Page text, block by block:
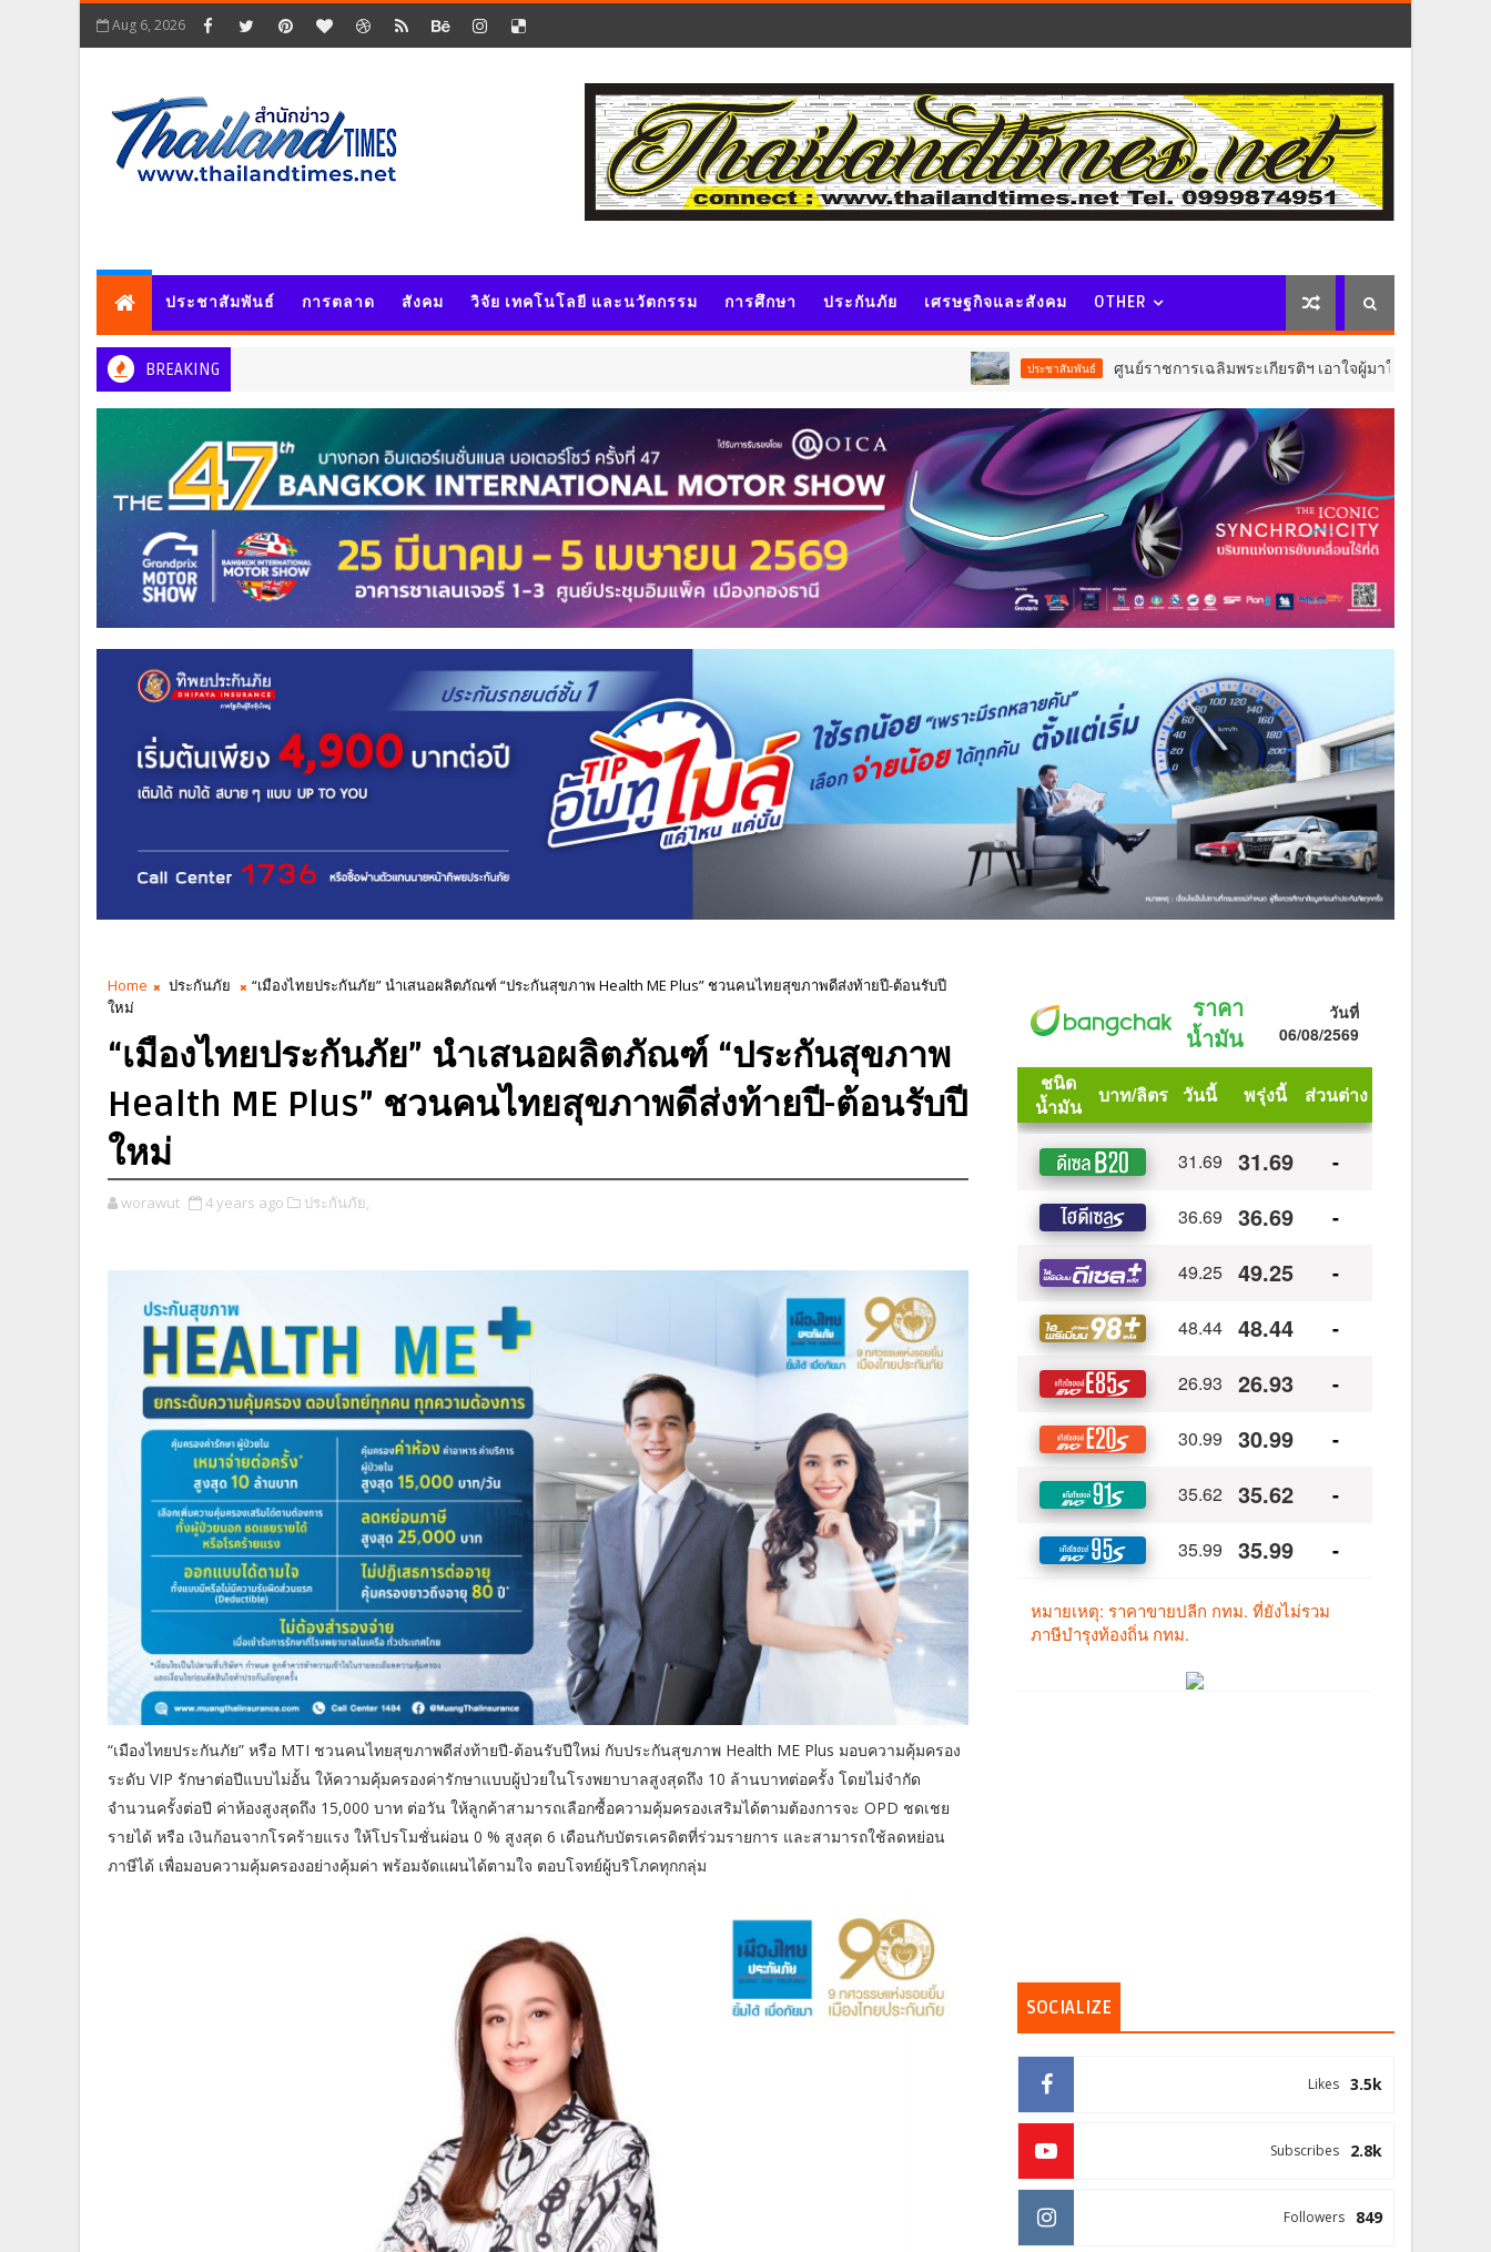
Aug 6, 2026
ประชาสัมพันธ์ การตลาด สังคม วิจัย เทคโนโลยี และนวัตกรรม การศึกษา ประกันภัย เศรษฐกิจและสังคม OTHER
BREAKING ประชาสัมพันธ์ ศูนย์ราชการเฉลิมพระเกียรติฯ เอาใจผู้มาใช้บริการอาคาร C ปรับอัตร
Home ประกันภัย
“เมืองไทยประกันภัย” นำเสนอผลิตภัณฑ์ “ประกันสุขภาพ Health ME Plus” ชวนคนไทยสุขภาพดีส่งท้ายปี-ต้อนรับปี
ใหม่
“เมืองไทยประกันภัย” นำเสนอผลิตภัณฑ์ “ประกันสุขภาพ
Health ME Plus” ชวนคนไทยสุขภาพดีส่งท้ายปี-ต้อนรับปี
ใหม่
worawut 4 years ago ประกันภัย,
“เมืองไทยประกันภัย” หรือ MTI ชวนคนไทยสุขภาพดีส่งท้ายปี-ต้อนรับปีใหม่ กับประกันสุขภาพ Health ME Plus มอบความคุ้มครอง
ระดับ VIP รักษาต่อปีแบบไม่อั้น ให้ความคุ้มครองค่ารักษาแบบผู้ป่วยในโรงพยาบาลสูงสุดถึง 10 ล้านบาทต่อครั้ง โดยไม่จำกัด
จำนวนครั้งต่อปี ค่าห้องสูงสุดถึง 15,000 บาท ต่อวัน ให้ลูกค้าสามารถเลือกซื้อความคุ้มครองเสริมได้ตามต้องการจะ OPD ชดเชย
รายได้ หรือ เงินก้อนจากโรคร้ายแรง ให้โปรโมชั่นผ่อน 0 % สูงสุด 6 เดือนกับบัตรเครดิตที่ร่วมรายการ และสามารถใช้ลดหย่อน
ภาษีได้ เพื่อมอบความคุ้มครองอย่างคุ้มค่า พร้อมจัดแผนได้ตามใจ ตอบโจทย์ผู้บริโภคทุกกลุ่ม
SOCIALIZE
3.5k
Likes
2.8k
Subscribes
849
Followers